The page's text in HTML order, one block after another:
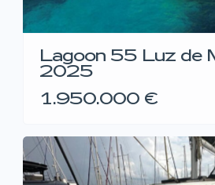
Lagoon 55 Luz de
2025
1.950.000 €